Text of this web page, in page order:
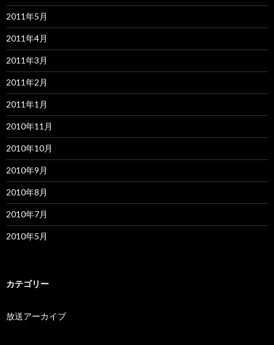
2011年5月
2011年4月
2011年3月
2011年2月
2011年1月
2010年11月
2010年10月
2010年9月
2010年8月
2010年7月
2010年5月
カテゴリー
放送アーカイブ